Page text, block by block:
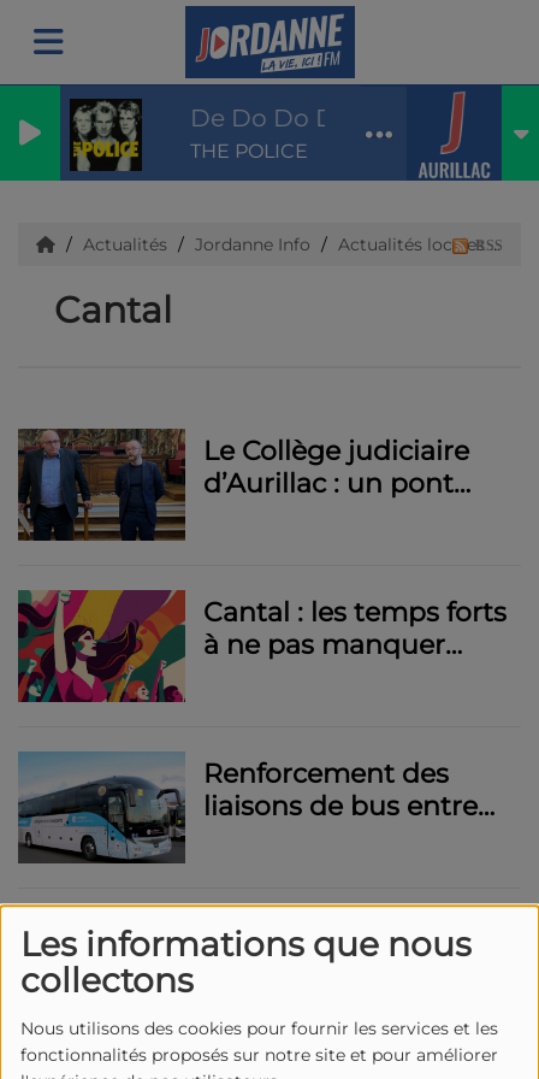
Les informations que nous
collectons
Nous utilisons des cookies pour fournir les services et les
fonctionnalités proposés sur notre site et pour améliorer
De Do Do Do, De Da Da Da
THE POLICE
Actualités Jordanne Info Actualités locales
Cantal
RSS
Le Collège judiciaire
d’Aurillac : un pont
Cantal : les temps forts
à ne pas manquer
Renforcement des
liaisons de bus entre
Découvrez les pépites
culinaires du Cantal
Bib Gourmand 2024 !